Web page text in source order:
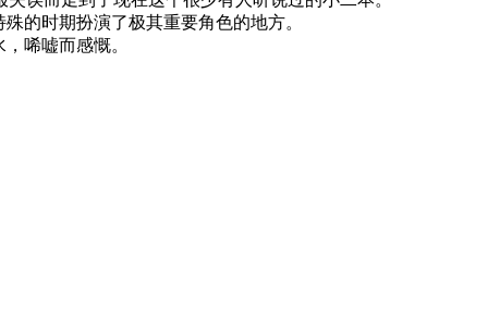
的时期扮演了极其重要角色的地方。
唏嘘而感慨。